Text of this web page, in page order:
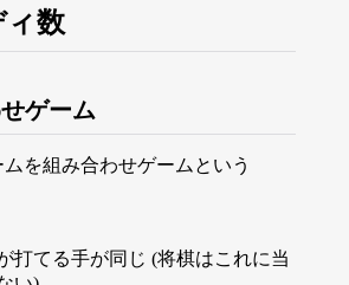
ィ数
ゲーム
を組み合わせゲームという
打てる手が同じ (将棋はこれに当